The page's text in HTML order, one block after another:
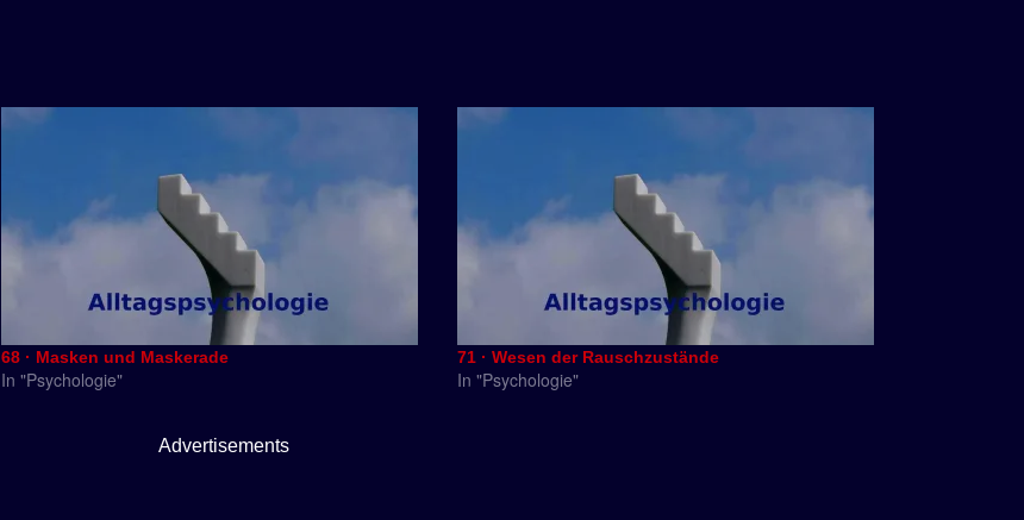
68 · Masken und Maskerade
In "Psychologie"
71 · Wesen der Rauschzustände
In "Psychologie"
Advertisements